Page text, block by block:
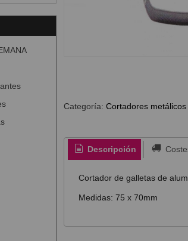
Categoría: Cortadores metálicos
Descripción
Cortador de galletas de
Medidas: 75 x 70mm